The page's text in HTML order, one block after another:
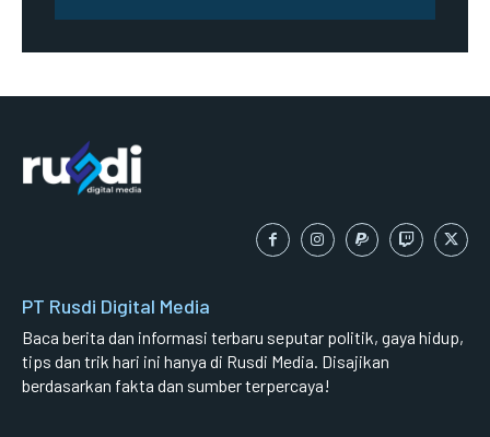
PT Rusdi Digital Media
Baca berita dan informasi terbaru seputar politik, gaya hidup,
tips dan trik hari ini hanya di Rusdi Media. Disajikan
berdasarkan fakta dan sumber terpercaya!